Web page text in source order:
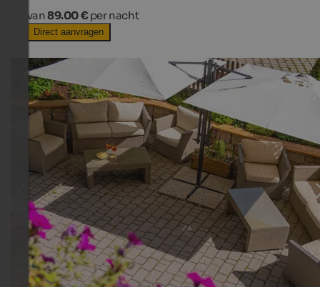
van89.00 € per nacht
Direct aanvragen